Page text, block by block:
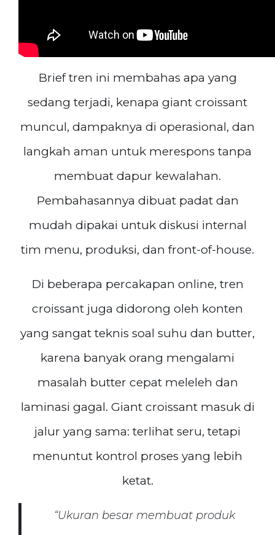
Brief tren ini membahas apa yang
sedang terjadi, kenapa giant croissant
muncul, dampaknya di operasional, dan
langkah aman untuk merespons tanpa
membuat dapur kewalahan.
Pembahasannya dibuat padat dan
mudah dipakai untuk diskusi internal
tim menu, produksi, dan front-of-house.
Di beberapa percakapan online, tren
croissant juga didorong oleh konten
yang sangat teknis soal suhu dan butter,
karena banyak orang mengalami
masalah butter cepat meleleh dan
laminasi gagal. Giant croissant masuk di
jalur yang sama: terlihat seru, tetapi
menuntut kontrol proses yang lebih
ketat.
“Ukuran besar membuat produk